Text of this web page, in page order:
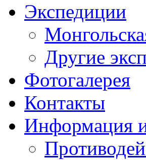
Экспедиции
Другие
Фотогалерея
Контакты
Информация